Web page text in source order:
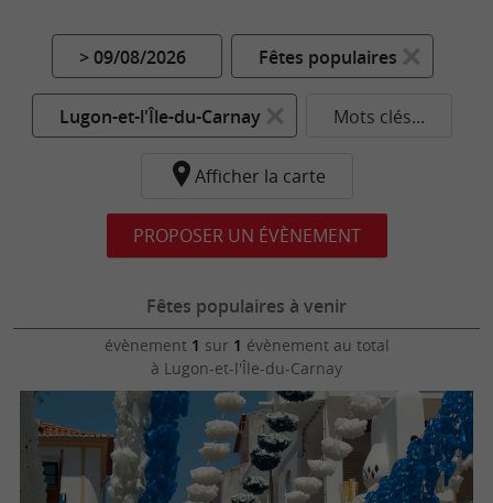
> 09/08/2026 Fêtes populaires
Lugon-et-l'Île-du-Carnay Mots clés...
Afficher la carte
PROPOSER UN ÉVÈNEMENT
Fêtes populaires à venir
évènement 1 sur 1 évènement au total
à Lugon-et-l'Île-du-Carnay